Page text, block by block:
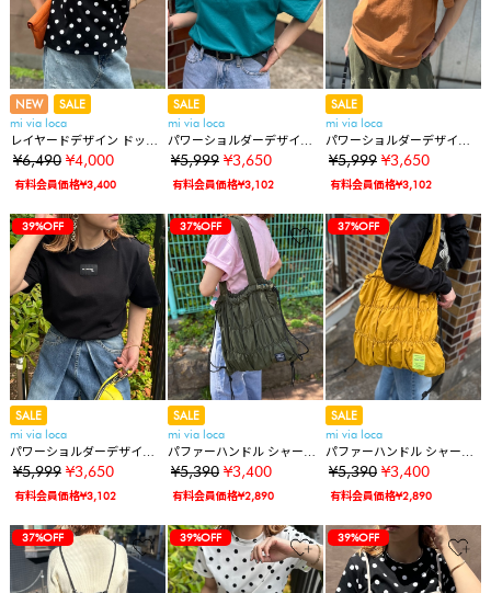
NEW
SALE
mi via loca
レイヤードデザイン ドット
柄トップス
¥6,490 ¥4,000
有料会員価格¥3,400
SALE
mi via loca
パワーショルダーデザイン
TOPS
¥5,999 ¥3,650
有料会員価格¥3,102
SALE
mi via loca
パワーショルダーデザイン
TOPS
¥5,999 ¥3,650
有料会員価格¥3,102
39%OFF
SALE
mi via loca
パワーショルダーデザイン
TOPS
¥5,999 ¥3,650
有料会員価格¥3,102
37%OFF
SALE
mi via loca
パファーハンドル シャーリ
ングトートバッグ/ナップサ
ック
¥5,390 ¥3,400
有料会員価格¥2,890
37%OFF
SALE
mi via loca
パファーハンドル シャーリ
ングトートバッグ/ナップサ
ック
¥5,390 ¥3,400
有料会員価格¥2,890
37%OFF 39%OFF 39%OFF